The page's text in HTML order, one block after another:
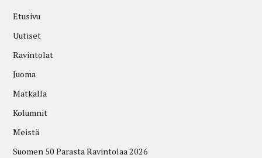
Etusivu
Uutiset
Ravintolat
Juoma
Matkalla
Kolumnit
Meistä
Suomen 50 Parasta Ravintolaa 2026